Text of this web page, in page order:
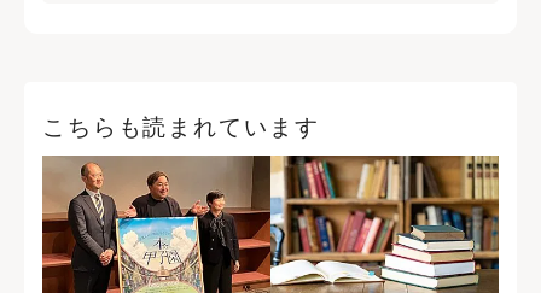
こちらも読まれています